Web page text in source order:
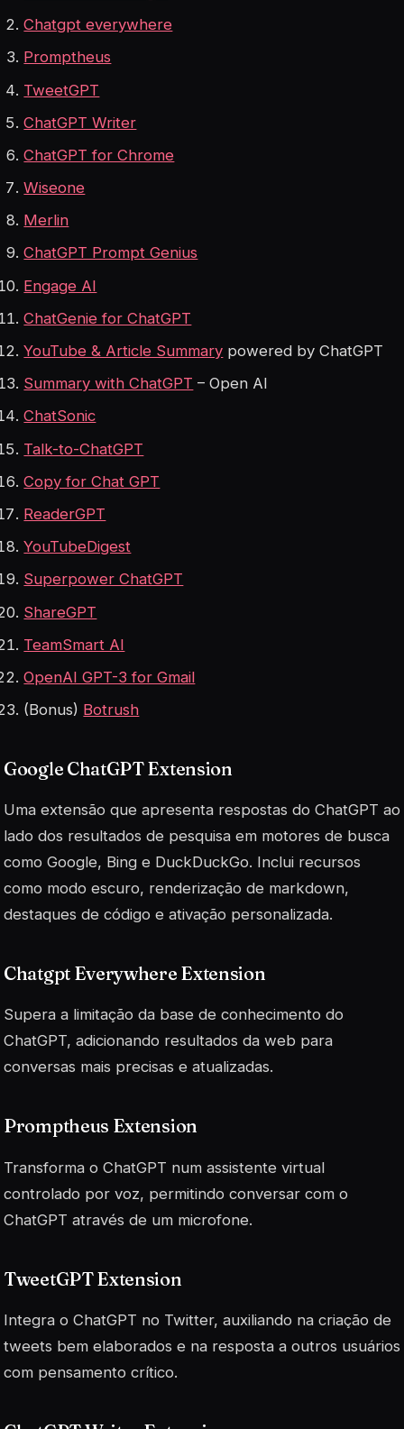
Chatgpt everywhere
Promptheus
TweetGPT
ChatGPT Writer
ChatGPT for Chrome
Wiseone
Merlin
ChatGPT Prompt Genius
Engage AI
ChatGenie for ChatGPT
YouTube & Article Summary powered by ChatGPT
Summary with ChatGPT – Open AI
ChatSonic
Talk-to-ChatGPT
Copy for Chat GPT
ReaderGPT
YouTubeDigest
Superpower ChatGPT
ShareGPT
TeamSmart AI
OpenAI GPT-3 for Gmail
(Bonus) Botrush
Google ChatGPT Extension
Uma extensão que apresenta respostas do ChatGPT ao
lado dos resultados de pesquisa em motores de busca
como Google, Bing e DuckDuckGo. Inclui recursos
como modo escuro, renderização de markdown,
destaques de código e ativação personalizada.
Chatgpt Everywhere Extension
Supera a limitação da base de conhecimento do
ChatGPT, adicionando resultados da web para
conversas mais precisas e atualizadas.
Promptheus Extension
Transforma o ChatGPT num assistente virtual
controlado por voz, permitindo conversar com o
ChatGPT através de um microfone.
TweetGPT Extension
Integra o ChatGPT no Twitter, auxiliando na criação de
tweets bem elaborados e na resposta a outros usuários
com pensamento crítico.